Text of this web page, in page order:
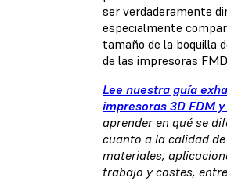
ser verdaderamente
especialmente
tamaño de la boquilla
de las impresoras
Lee nuestra guía
impresoras 3D FDM y
aprender en qué se
cuanto a la calidad
materiales,
trabajo y costes,